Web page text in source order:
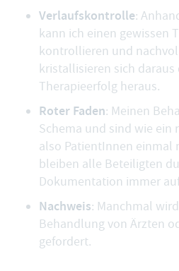
Verlaufskontrolle:
kann ich einen gewissen
kontrollieren und
kristallisieren sich daraus
Therapieerfolg heraus.
Roter Faden: Meinen
Schema und sind wie ein
also PatientInnen einmal
bleiben alle Beteiligten
Dokumentation immer
Nachweis: Manchmal
Behandlung von Ärzten
gefordert.